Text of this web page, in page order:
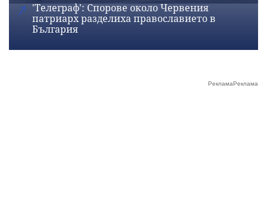
'Телеграф': Спорове около Червения
патриарх разделиха православието в
България